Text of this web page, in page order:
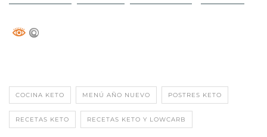
COCINA KETO MENÚ AÑO NUEVO POSTRES KETO
RECETAS KETO RECETAS KETO Y LOWCARB